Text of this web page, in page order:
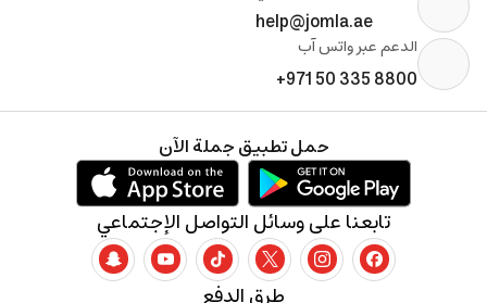
help@jomla.ae
الدعم عبر واتس آب
+971 50 335 8800
تابعنا على وسائل التواصل الإجتماعي
حمل تطبيق جملة الآن